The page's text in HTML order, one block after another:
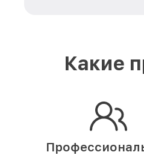
Какие